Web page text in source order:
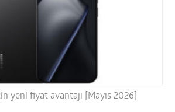
yeni fiyat avantajı [Mayıs 2026]